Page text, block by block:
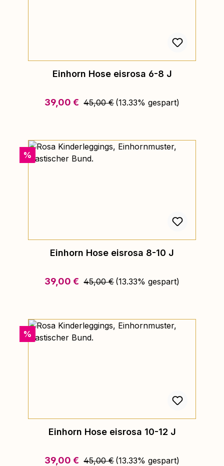
Einhorn Hose eisrosa 6-8 J
Verkaufspreis:
39,00 € Regulärer Preis:
45,00 € (13.33% gespart)
Rabatt
%
Einhorn Hose eisrosa 8-10 J
Verkaufspreis:
39,00 € Regulärer Preis:
45,00 € (13.33% gespart)
Rabatt
%
Einhorn Hose eisrosa 10-12 J
Verkaufspreis:
39,00 € Regulärer Preis:
45,00 € (13.33% gespart)